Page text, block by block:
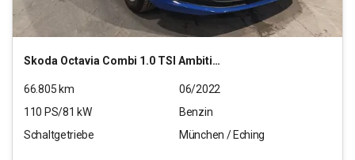
Skoda Octavia Combi 1.0 TSI Ambition
66.805 km
06/2022
110 PS/81 kW
Benzin
Schaltgetriebe
München / Eching